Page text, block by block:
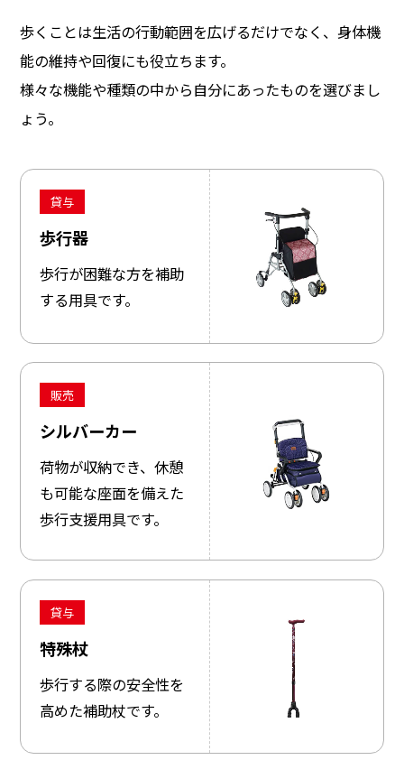
歩くことは生活の行動範囲を広げるだけでなく、身体機
能の維持や回復にも役立ちます。
様々な機能や種類の中から自分にあったものを選びまし
ょう。
貸与
歩行器
歩行が困難な方を補助
する用具です。
販売
シルバーカー
荷物が収納でき、休憩
も可能な座面を備えた
歩行支援用具です。
貸与
特殊杖
歩行する際の安全性を
高めた補助杖です。